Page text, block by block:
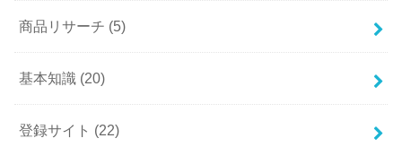
商品リサーチ (5)
基本知識 (20)
登録サイト (22)